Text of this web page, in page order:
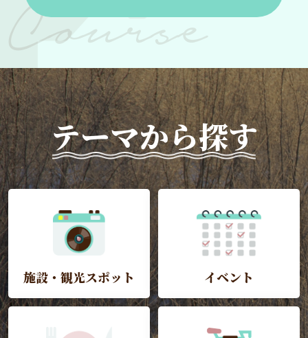
テーマから探す
施設・観光スポット イベント